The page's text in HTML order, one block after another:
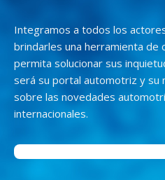
Integramos a todos los
brindarles una herramienta de
permita solucionar sus
será su portal automotriz y su
sobre las novedades
internacionales.